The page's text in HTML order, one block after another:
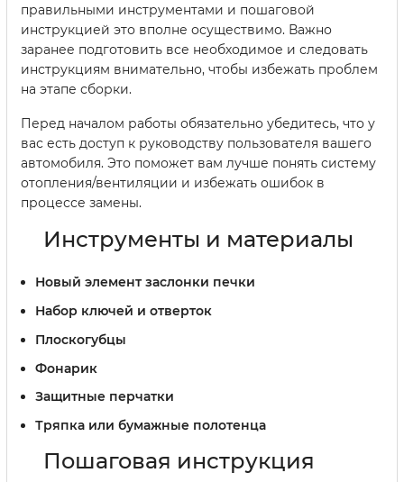
правильными инструментами и пошаговой
инструкцией это вполне осуществимо. Важно
заранее подготовить все необходимое и следовать
инструкциям внимательно, чтобы избежать проблем
на этапе сборки.
Перед началом работы обязательно убедитесь, что у
вас есть доступ к руководству пользователя вашего
автомобиля. Это поможет вам лучше понять систему
отопления/вентиляции и избежать ошибок в
процессе замены.
Инструменты и материалы
Новый элемент заслонки печки
Набор ключей и отверток
Плоскогубцы
Фонарик
Защитные перчатки
Тряпка или бумажные полотенца
Пошаговая инструкция